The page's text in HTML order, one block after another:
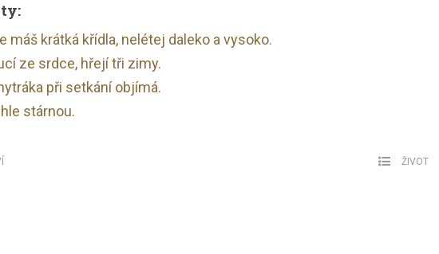
máš krátká křídla, nelétej daleko a vysoko.
ze srdce, hřejí tři zimy.
při setkání objímá.
stárnou.
ŽIVOT